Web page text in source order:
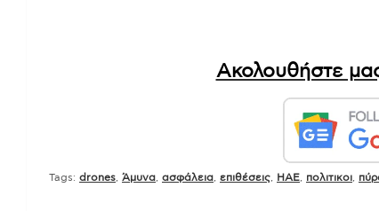
Ακολουθήστε
Tags: drones Άμυνα ασφάλεια επιθέσεις ΗΑΕ πολιτικοι